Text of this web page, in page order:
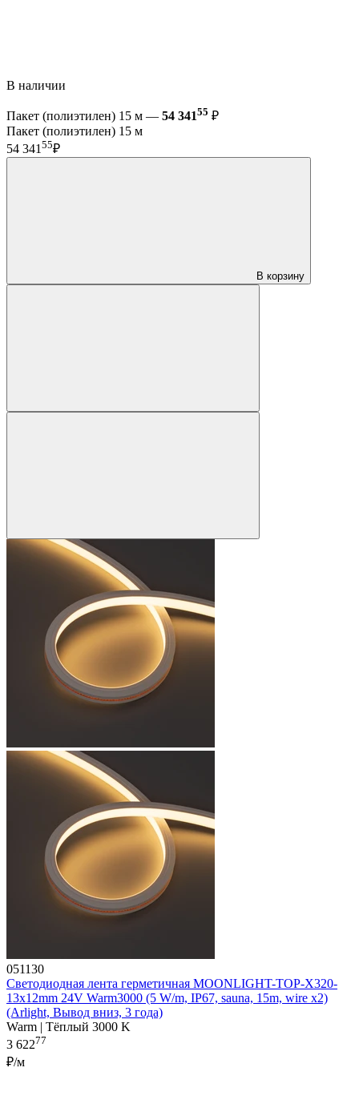
В наличии
Пакет (полиэтилен) 15 м — 54 34155 ₽
Пакет (полиэтилен) 15 м
54 34155₽
В корзину
051130
Светодиодная лента герметичная MOONLIGHT-TOP-X320-
13x12mm 24V Warm3000 (5 W/m, IP67, sauna, 15m, wire x2)
(Arlight, Вывод вниз, 3 года)
Warm | Тёплый 3000 K
3 62277
₽/м